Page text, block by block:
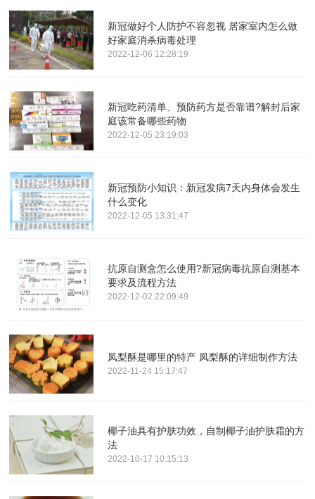
新冠做好个人防护不容忽视 居家室内怎么做
好家庭消杀病毒处理
2022-12-06 12:28:19
新冠吃药清单、预防药方是否靠谱?解封后家
庭该常备哪些药物
2022-12-05 23:19:03
新冠预防小知识：新冠发病7天内身体会发生
什么变化
2022-12-05 13:31:47
抗原自测盒怎么使用?新冠病毒抗原自测基本
要求及流程方法
2022-12-02 22:09:49
凤梨酥是哪里的特产 凤梨酥的详细制作方法
2022-11-24 15:17:47
椰子油具有护肤功效，自制椰子油护肤霜的方
法
2022-10-17 10:15:13